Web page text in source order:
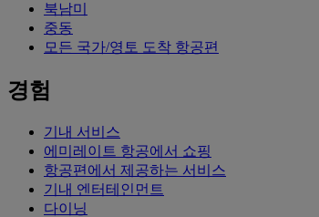
북남미
중동
모든 국가/영토 도착 항공편
경험
기내 서비스
에미레이트 항공에서 쇼핑
항공편에서 제공하는 서비스
기내 엔터테인먼트
다이닝